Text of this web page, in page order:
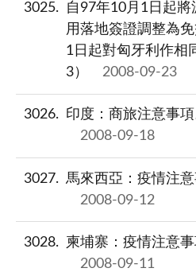
3025
自97年10月1日起
用落地簽證調整為
1日起對匈牙利作相
3）
2008-09-23
3026
印度：商旅注意事
2008-09-18
3027
馬來西亞：疫情注
2008-09-12
3028
柬埔寨：疫情注意
2008-09-11